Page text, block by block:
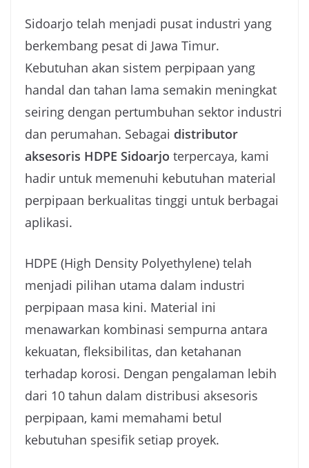
Sidoarjo telah menjadi pusat industri yang
berkembang pesat di Jawa Timur.
Kebutuhan akan sistem perpipaan yang
handal dan tahan lama semakin meningkat
seiring dengan pertumbuhan sektor industri
dan perumahan. Sebagai distributor
aksesoris HDPE Sidoarjo terpercaya, kami
hadir untuk memenuhi kebutuhan material
perpipaan berkualitas tinggi untuk berbagai
aplikasi.
HDPE (High Density Polyethylene) telah
menjadi pilihan utama dalam industri
perpipaan masa kini. Material ini
menawarkan kombinasi sempurna antara
kekuatan, fleksibilitas, dan ketahanan
terhadap korosi. Dengan pengalaman lebih
dari 10 tahun dalam distribusi aksesoris
perpipaan, kami memahami betul
kebutuhan spesifik setiap proyek.